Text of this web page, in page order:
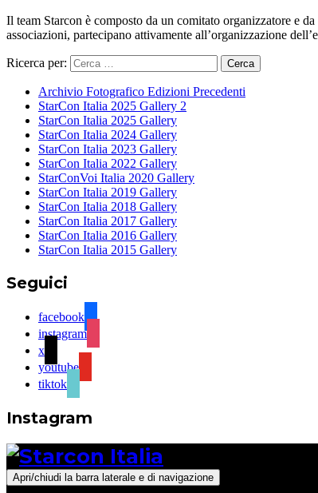
Il team Starcon è composto da un comitato organizzatore e
associazioni, partecipano attivamente all’organizzazione
Ricerca per:
Archivio Fotografico Edizioni Precedenti
StarCon Italia 2025 Gallery 2
StarCon Italia 2025 Gallery
StarCon Italia 2024 Gallery
StarCon Italia 2023 Gallery
StarCon Italia 2022 Gallery
StarConVoi Italia 2020 Gallery
StarCon Italia 2019 Gallery
StarCon Italia 2018 Gallery
StarCon Italia 2017 Gallery
StarCon Italia 2016 Gallery
StarCon Italia 2015 Gallery
Seguici
facebook
instagram
x
youtube
tiktok
Instagram
Apri/chiudi la barra laterale e di navigazione